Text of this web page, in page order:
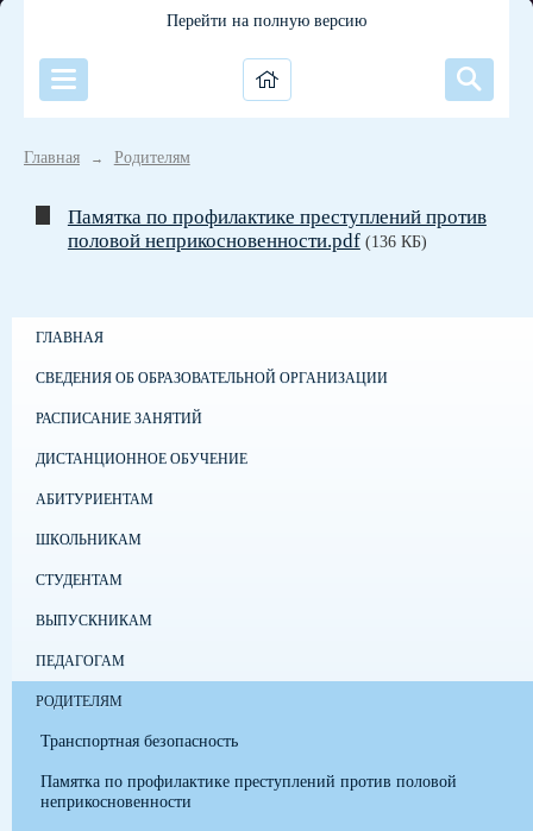
Перейти на полную версию
Главная → Родителям
Памятка по профилактике преступлений против
половой неприкосновенности.pdf (136 КБ)
ГЛАВНАЯ
СВЕДЕНИЯ ОБ ОБРАЗОВАТЕЛЬНОЙ ОРГАНИЗАЦИИ
РАСПИСАНИЕ ЗАНЯТИЙ
ДИСТАНЦИОННОЕ ОБУЧЕНИЕ
АБИТУРИЕНТАМ
ШКОЛЬНИКАМ
СТУДЕНТАМ
ВЫПУСКНИКАМ
ПЕДАГОГАМ
РОДИТЕЛЯМ
Транспортная безопасность
Памятка по профилактике преступлений против половой
неприкосновенности